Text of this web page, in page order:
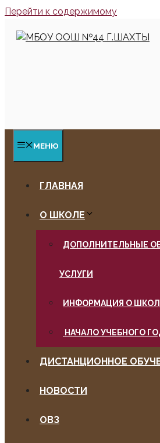
Перейти к содержимому
МЕНЮ
ГЛАВНАЯ
О ШКОЛЕ
ДОПОЛНИТЕЛЬНЫЕ
УСЛУГИ
ИНФОРМАЦИЯ О
НАЧАЛО УЧЕБНОГО
ДИСТАНЦИОННОЕ
НОВОСТИ
ОВЗ